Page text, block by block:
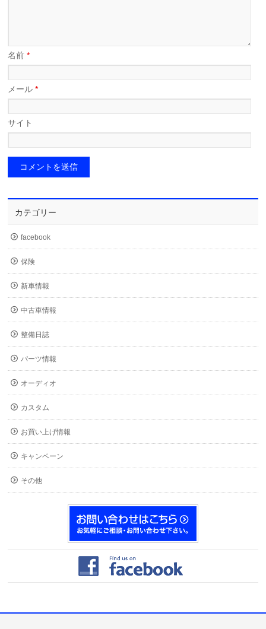
名前*
メール*
サイト
カテゴリー
facebook
保険
新車情報
中古車情報
整備日誌
パーツ情報
オーディオ
カスタム
お買い上げ情報
キャンペーン
その他